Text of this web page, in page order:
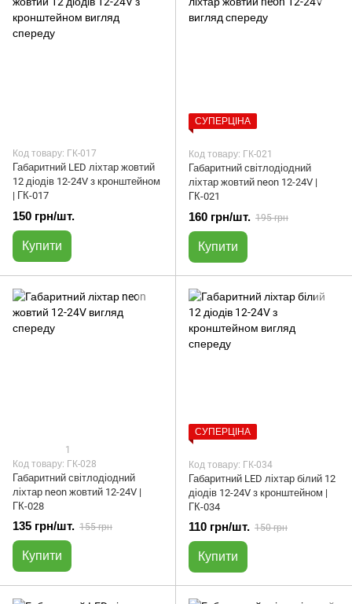
Код товару: ГК-017
Габаритний LED ліхтар жовтий
12 діодів 12-24V з кронштейном
| ГК-017
150 грн/шт.
Купити
СУПЕРЦІНА
Код товару: ГК-021
Габаритний світлодіодний
ліхтар жовтий neon 12-24V |
ГК-021
160 грн/шт. 195 грн
Купити
1
Код товару: ГК-028
Габаритний світлодіодний
ліхтар neon жовтий 12-24V |
ГК-028
135 грн/шт. 155 грн
Купити
СУПЕРЦІНА
Код товару: ГК-034
Габаритний LED ліхтар білий 12
діодів 12-24V з кронштейном |
ГК-034
110 грн/шт. 150 грн
Купити